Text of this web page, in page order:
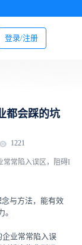
登录/注册
都会踩的坑
1221
常常陷入误区，阻碍I
与方法，能有效
企业常常陷入误